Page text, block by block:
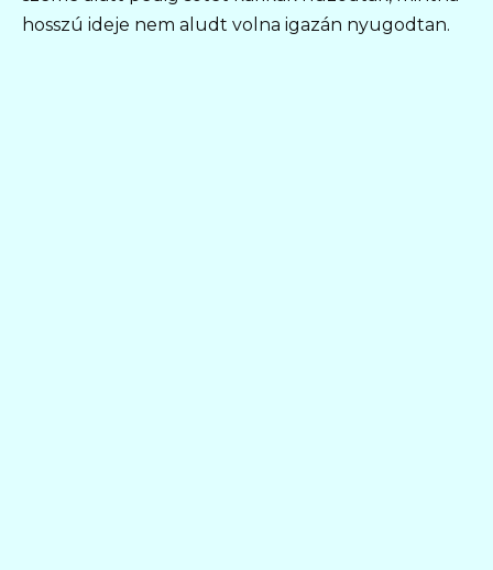
hosszú ideje nem aludt volna igazán nyugodtan.